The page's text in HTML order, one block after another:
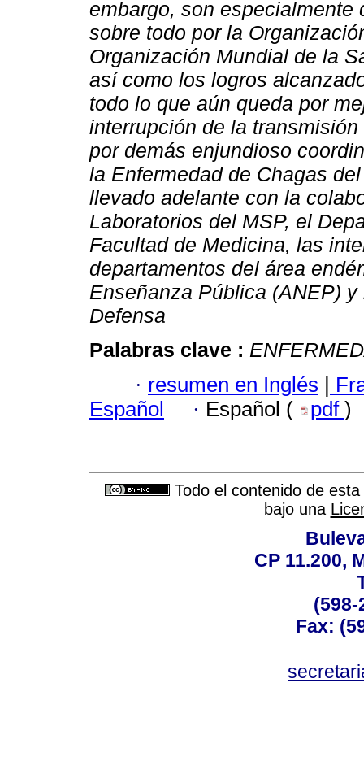
embargo, son
sobre todo por la
Organización Mundial de la
así como los logros
todo lo que aún queda por
interrupción de la
por demás enjundioso
la Enfermedad de Chagas
llevado adelante con la
Laboratorios del MSP, el
Facultad de Medicina, las
departamentos del área
Enseñanza Pública (ANEP)
Defensa
Palabras clave :
· resumen en Inglés |
Español
· Español ( pdf )
Todo el contenido de
bajo una
CP 11.200,
(598-
Fax: